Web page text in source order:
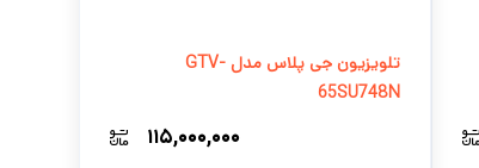
تلویزیون جی پلاس مدل GTV-
65SU748N
۱۱۵,۰۰۰,۰۰۰